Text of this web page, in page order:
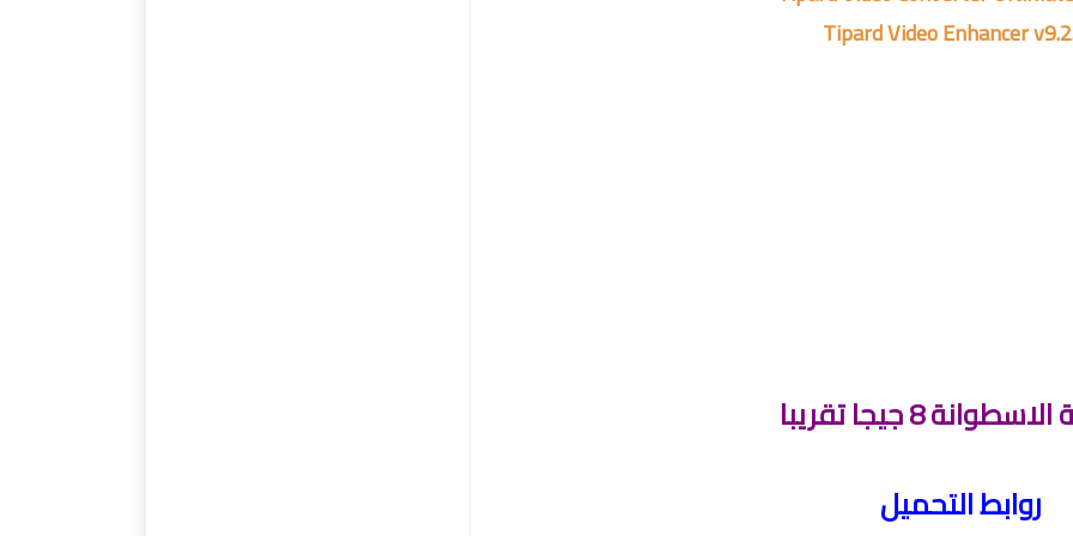
Tipard Video Enhancer
8 جيجا تقريبا
روابط التحميل